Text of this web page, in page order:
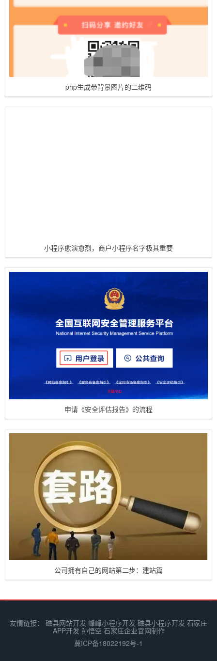
php生成带背景图片的二维码
小程序愈演愈烈，商户小程序名字极其重要
申请《安全评估报告》的流程
公司拥有自己的网站第二步：建站篇
友情链接： 磁县网站开发 峰峰小程序开发 磁县小程序开发 石家庄
APP开发 孙悟空 石家庄企业官网制作
冀ICP备18022192号-1